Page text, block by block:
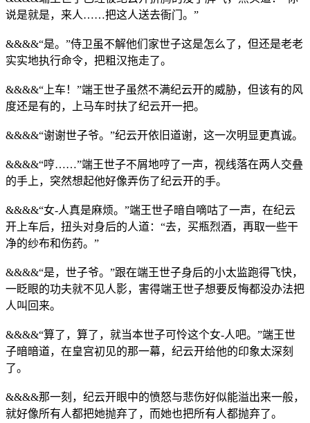
说是就是，来人……把这人送去衙门。”
&&&&“是。”侍卫虽不解他们家世子这是怎么了，但还是老老
实实地执行命令，把粗汉拖走了。
&&&&“上车！”端王世子虽然不满纪云开的威胁，但该有的风
度还是有的，上马车时扶了纪云开一把。
&&&&“谢谢世子爷。”纪云开依旧道谢，这一次明显更真诚。
&&&&“哼……”端王世子不屑地哼了一声，视线落在两人交叠
的手上，突然想起他好像弄伤了纪云开的手。
&&&&“女-人真是麻烦。”端王世子暗自嘀咕了一声，在纪云
开上车后，扭头对身后的人道：“去，买瓶烈酒，再取一些干
净的纱布和伤药。”
&&&&“是，世子爷。”跟在端王世子身后的小太监跑得飞快，
一眨眼的功夫就不见人影，害得端王世子想要反悔都没办法把
人叫回来。
&&&&“算了，算了，就当本世子可怜这个女-人吧。”端王世
子暗暗道，在皇宫初见的那一幕，纪云开给他的印象太深刻
了。
&&&&那一刻，纪云开眼中的愤怒与悲伤好似能溢出来一般，
就好像所有人都把她抛弃了，而她也把所有人都抛弃了。